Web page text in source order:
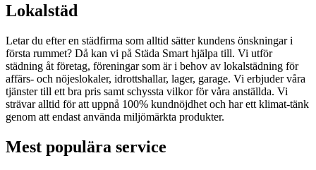
Lokalstäd
Letar du efter en städfirma som alltid sätter kundens önskningar i
första rummet? Då kan vi på Städa Smart hjälpa till. Vi utför
städning åt företag, föreningar som är i behov av lokalstädning för
affärs- och nöjeslokaler, idrottshallar, lager, garage. Vi erbjuder våra
tjänster till ett bra pris samt schyssta vilkor för våra anställda. Vi
strävar alltid för att uppnå 100% kundnöjdhet och har ett klimat-tänk
genom att endast använda miljömärkta produkter.
Mest populära service